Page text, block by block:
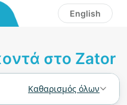
English
στο Zator
Καθαρισμός όλων